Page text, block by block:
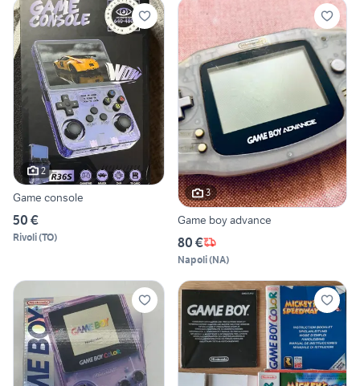
2
Game console
50 €
Rivoli(TO)
3
Game boy advance
80 €
Napoli(NA)